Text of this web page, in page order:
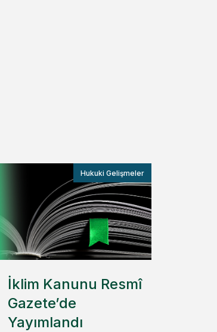
Hukuki Gelişmeler
İklim Kanunu Resmî
Gazete’de
Yayımlandı